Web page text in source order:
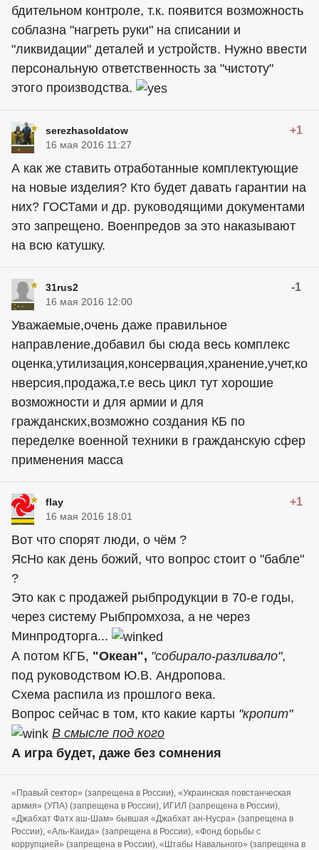
бдительном контроле, т.к. появится возможность
соблазна "нагреть руки" на списании и
"ликвидации" деталей и устройств. Нужно ввести
персональную ответственность за "чистоту"
этого производства.
serezhasoldatow +1
16 мая 2016 11:27
А как же ставить отработанные комплектующие
на новые изделия? Кто будет давать гарантии на
них? ГОСТами и др. руководящими документами
это запрещено. Военпредов за это наказывают
на всю катушку.
31rus2 -1
16 мая 2016 12:00
Уважаемые,очень даже правильное
направление,добавил бы сюда весь комплекс
оценка,утилизация,консервация,хранение,учет,ко
нверсия,продажа,т.е весь цикл тут хорошие
возможности и для армии и для
гражданских,возможно создания КБ по
переделке военной техники в гражданскую сфер
применения масса
flay +1
16 мая 2016 18:01
Вот что спорят люди, о чём ?
ЯсНо как день божий, что вопрос стоит о "бабле"
?
Это как с продажей рыбпродукции в 70-е годы,
через систему Рыбпромхоза, а не через
Минпродторга...
А потом КГБ, "Океан", "собирало-разливало",
под руководством Ю.В. Андропова.
Схема распила из прошлого века.
Вопрос сейчас в том, кто какие карты "кропит"
В смысле под кого
А игра будет, даже без сомнения
«Правый сектор» (запрещена в России), «Украинская повстанческая
армия» (УПА) (запрещена в России), ИГИЛ (запрещена в России),
«Джабхат Фатх аш-Шам» бывшая «Джабхат ан-Нусра» (запрещена в
России), «Аль-Каида» (запрещена в России), «Фонд борьбы с
коррупцией» (запрещена в России), «Штабы Навального» (запрещена в